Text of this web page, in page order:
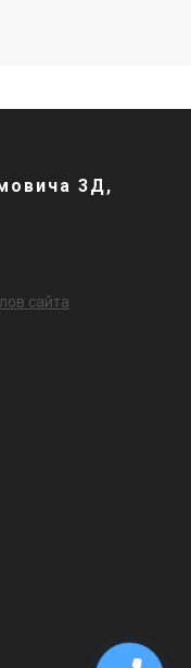
3Д,
сайта